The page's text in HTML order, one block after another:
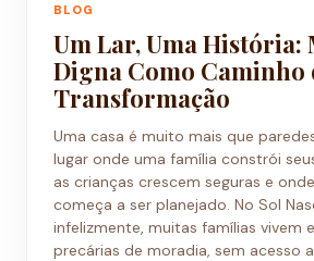
BLOG
Um Lar, Uma História:
Digna Como Caminho
Transformação
Uma casa é muito mais que
lugar onde uma família constrói
as crianças crescem seguras e
começa a ser planejado. No Sol
infelizmente, muitas famílias vivem
precárias de moradia, sem acesso